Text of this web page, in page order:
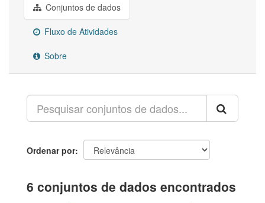
Conjuntos de dados
Fluxo de Atividades
Sobre
Ordenar por
6 conjuntos de dados encontrados